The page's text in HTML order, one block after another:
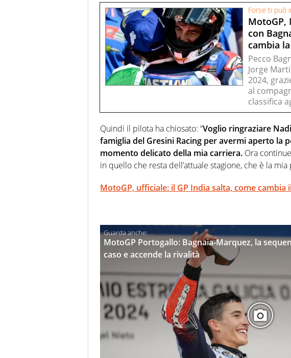
Forse ti può
MotoGP,
con
cambia
Pecco
Jorge
2024,
al
classifica
Quindi il pilota ha chiosato: “Voglio ringraziare
famiglia del Gresini Racing per avermi aperto la
momento delicato della mia carriera. Ora
in quello che resta dell’attuale stagione, che è la
MotoGP, ufficiale: il GP India salta, come cambia
MotoGP Portogallo: Bagnaia-Marquez, la
caso e accende la rivalità